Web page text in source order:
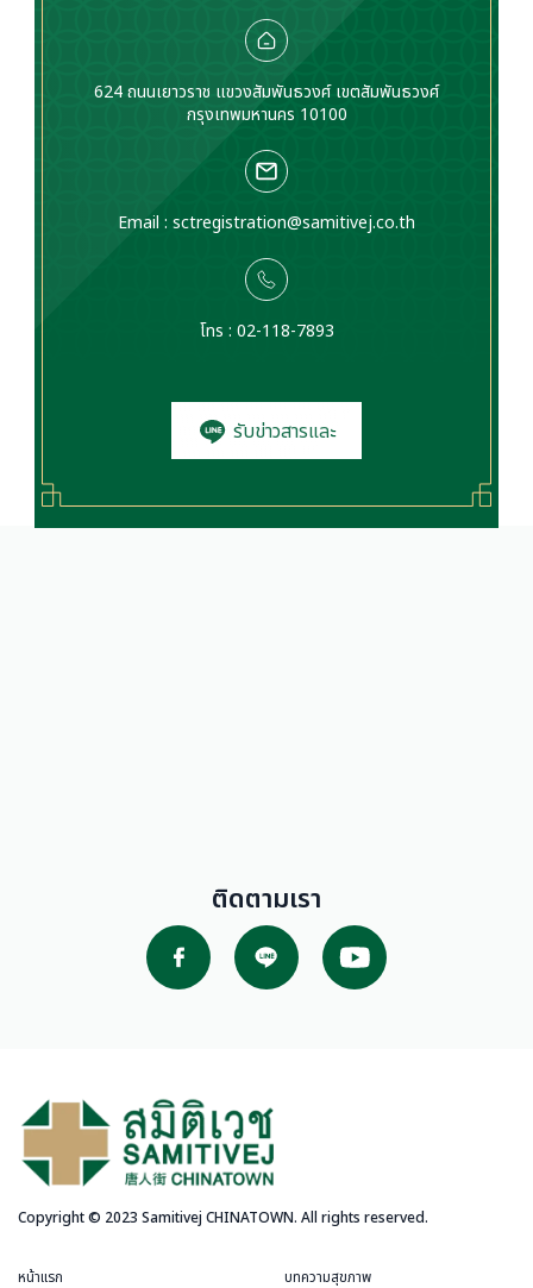
624 ถนนเยาวราช แขวงสัมพันธวงศ์ เขตสัมพันธวงศ์
กรุงเทพมหานคร 10100
Email : sctregistration@samitivej.co.th
โทร : 02-118-7893
รับข่าวสารและ
ติดตามเรา
Copyright © 2023 Samitivej CHINATOWN. All rights reserved.
หน้าแรก บทความสุขภาพ